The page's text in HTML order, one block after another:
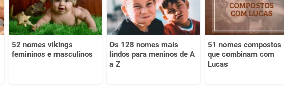
52 nomes vikings
femininos e masculinos
Os 128 nomes mais
lindos para meninos de A
a Z
51 nomes compostos
que combinam com
Lucas